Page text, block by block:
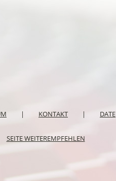
| KONTAKT | DATE
SEITE WEITEREMPFEHLEN